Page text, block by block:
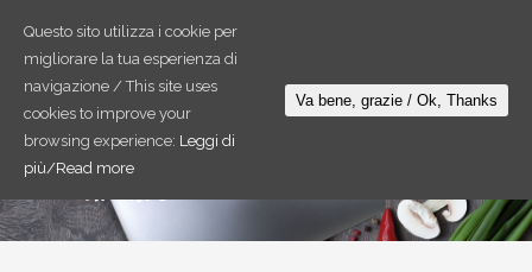
Domenica 13 Ottobre è FATTORIE
APERTE!!
Questo sito utilizza i cookie per
migliorare la tua esperienza di
navigazione / This site uses
cookies to improve your
browsing experience: Leggi di
più/Read more
Va bene, grazie / Ok, Thanks